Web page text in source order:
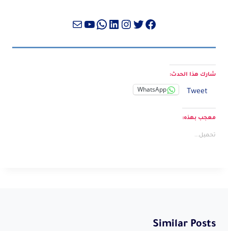
فيسبوك
تويترإنستجرام
لينكد إن واتساب
يوتيوب
بريد
شارك هذا الحدث:
Tweet
WhatsApp
معجب بهذه:
تحميل...
Similar Posts